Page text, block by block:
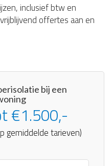
inclusief btw en
offertes aan en
bij een
€1.500,-
gemiddelde tarieven)